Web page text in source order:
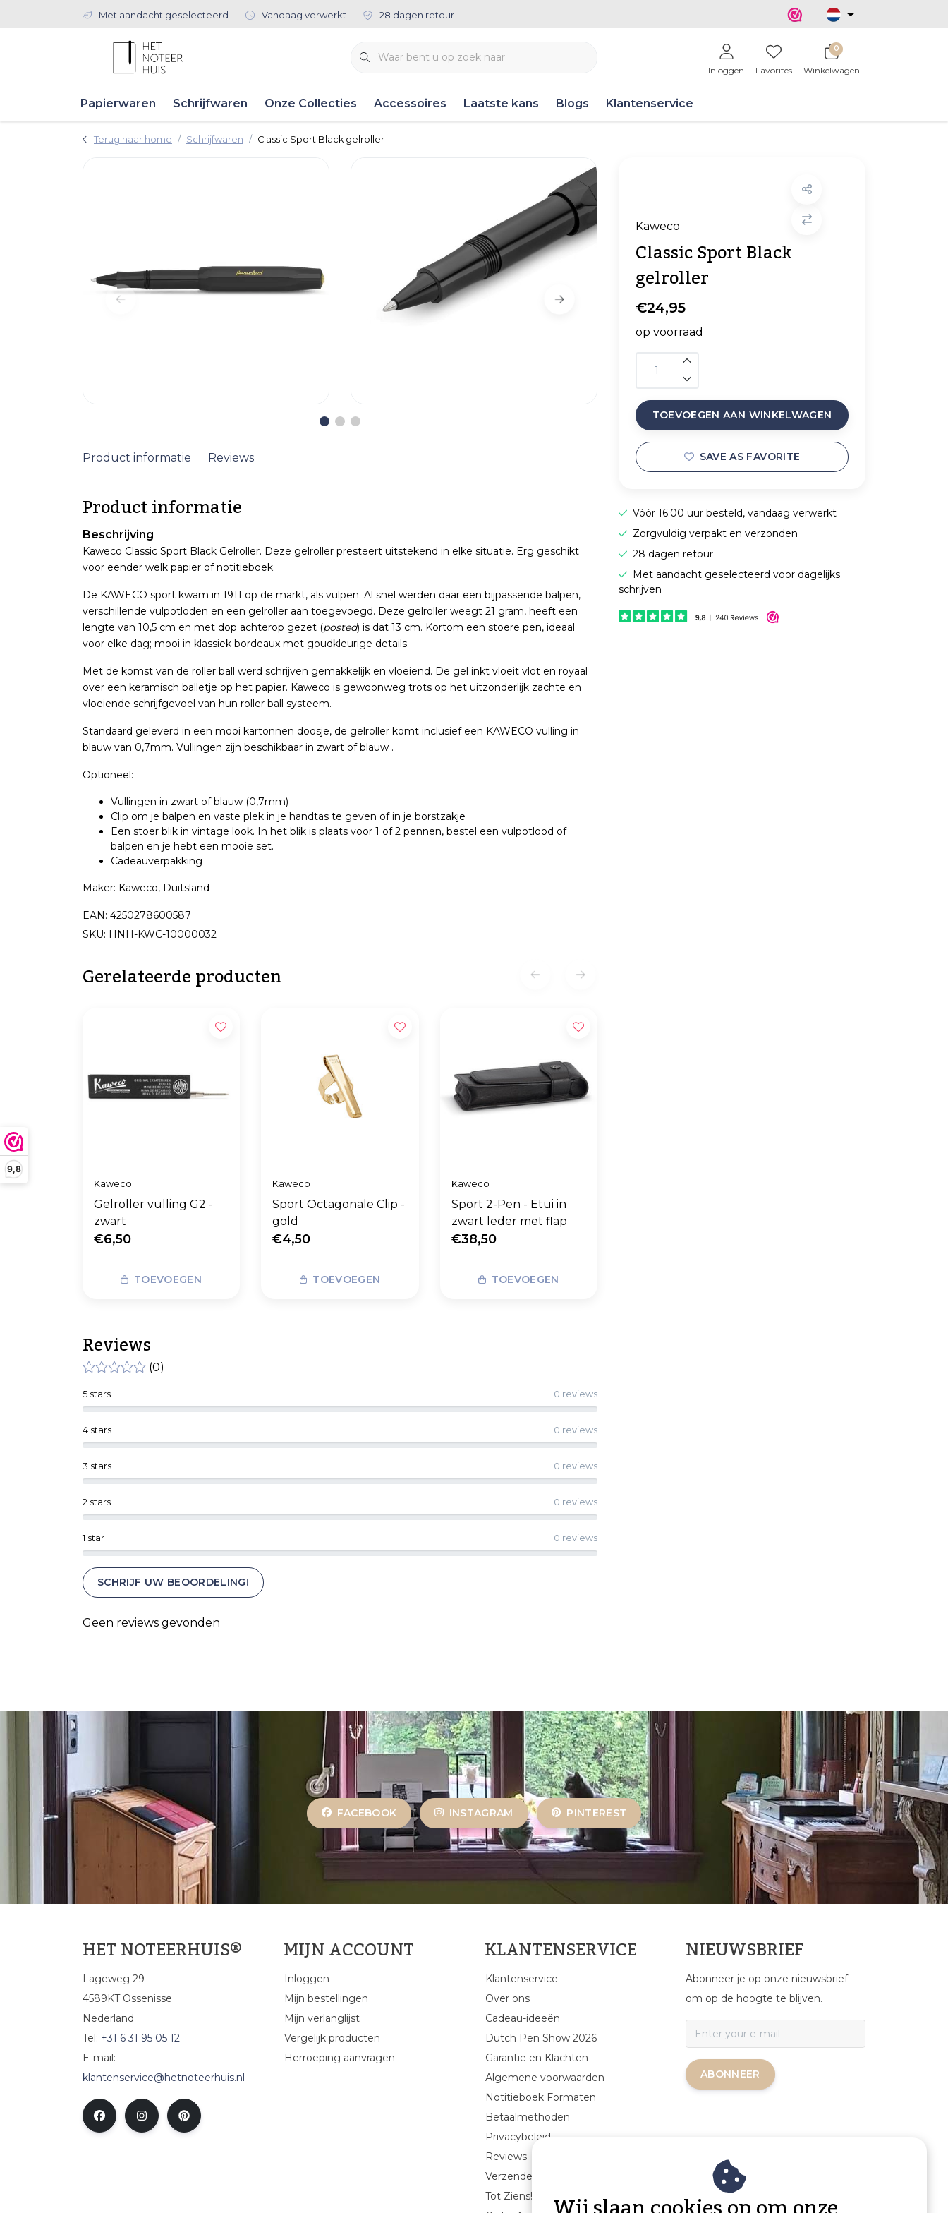
9,8
Met aandacht geselecteerd Vandaag verwerkt 28 dagen retour
Inloggen Favorites
0
Winkelwagen
Papierwaren Schrijfwaren Onze Collecties Accessoires Laatste kans Blogs Klantenservice
Terug naar home Schrijfwaren Classic Sport Black gelroller
Kaweco
Classic Sport Black
gelroller
€24,95
op voorraad
TOEVOEGEN AAN WINKELWAGEN
SAVE AS FAVORITE
Vóór 16.00 uur besteld, vandaag verwerkt
Zorgvuldig verpakt en verzonden
28 dagen retour
Met aandacht geselecteerd voor dagelijks
schrijven
Product informatie Reviews
Product informatie
Beschrijving
Kaweco Classic Sport Black Gelroller. Deze gelroller presteert uitstekend in elke situatie. Erg geschikt
voor eender welk papier of notitieboek.
De KAWECO sport kwam in 1911 op de markt, als vulpen. Al snel werden daar een bijpassende balpen,
verschillende vulpotloden en een gelroller aan toegevoegd. Deze gelroller weegt 21 gram, heeft een
lengte van 10,5 cm en met dop achterop gezet (posted) is dat 13 cm. Kortom een stoere pen, ideaal
voor elke dag; mooi in klassiek bordeaux met goudkleurige details.
Met de komst van de roller ball werd schrijven gemakkelijk en vloeiend. De gel inkt vloeit vlot en royaal
over een keramisch balletje op het papier. Kaweco is gewoonweg trots op het uitzonderlijk zachte en
vloeiende schrijfgevoel van hun roller ball systeem.
Standaard geleverd in een mooi kartonnen doosje, de gelroller komt inclusief een KAWECO vulling in
blauw van 0,7mm. Vullingen zijn beschikbaar in zwart of blauw .
Optioneel:
Vullingen in zwart of blauw (0,7mm)
Clip om je balpen en vaste plek in je handtas te geven of in je borstzakje
Een stoer blik in vintage look. In het blik is plaats voor 1 of 2 pennen, bestel een vulpotlood of
balpen en je hebt een mooie set.
Cadeauverpakking
Maker: Kaweco, Duitsland
EAN: 4250278600587
SKU: HNH-KWC-10000032
Gerelateerde producten
Kaweco
Gelroller vulling G2 -
zwart
€6,50
TOEVOEGEN
Kaweco
Sport Octagonale Clip -
gold
€4,50
TOEVOEGEN
Kaweco
Sport 2-Pen - Etui in
zwart leder met flap
€38,50
TOEVOEGEN
Reviews
(0)
1 star 0 reviews
2 stars 0 reviews
3 stars 0 reviews
4 stars 0 reviews
5 stars 0 reviews
SCHRIJF UW BEOORDELING!
Geen reviews gevonden
FACEBOOK INSTAGRAM PINTEREST
HET NOTEERHUIS®
Lageweg 29
4589KT Ossenisse
Nederland
Tel: +31 6 31 95 05 12
E-mail:
klantenservice@hetnoteerhuis.nl
MIJN ACCOUNT
Inloggen
Mijn bestellingen
Mijn verlanglijst
Vergelijk producten
Herroeping aanvragen
KLANTENSERVICE
Klantenservice
Over ons
Cadeau-ideeën
Dutch Pen Show 2026
Garantie en Klachten
Algemene voorwaarden
Notitieboek Formaten
Betaalmethoden
Privacybeleid
Reviews
Verzenden & retourneren
Tot Ziens!
NIEUWSBRIEF
Abonneer je op onze nieuwsbrief
om op de hoogte te blijven.
ABONNEER